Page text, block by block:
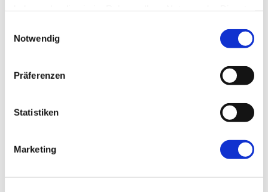
Notwendig
Präferenzen
Statistiken
Marketing
Ihre Gesundheit ist das Ziel
Menschen und was in ihnen vorgeht interessiert mich –
ihnen zu helfen macht mir Freude. Ich widme mich Ihnen
Eine ehrliche Praxis liegt mir am Herzen. Die Therapie
beruht auf Vertrauen. Mein Motto hierbei lautet: So viel
Therapieansatzes.
Professionelle Behandlung